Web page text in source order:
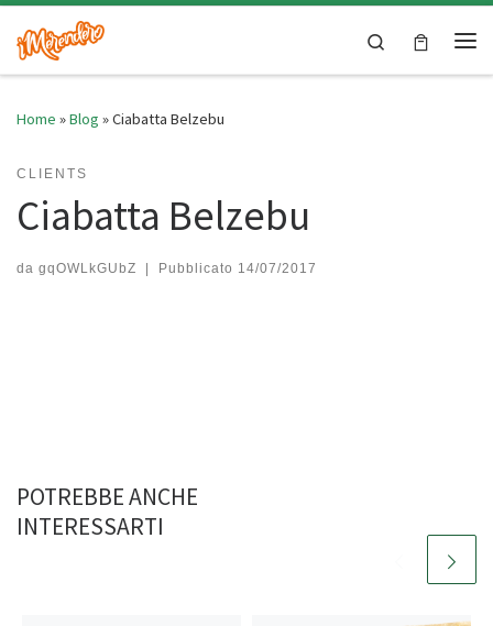
Skip to content
Search
Home »Blog »Ciabatta Belzebu
CLIENTS
Ciabatta Belzebu
da gqOWLkGUbZ | Pubblicato 14/07/2017
POTREBBE ANCHE
INTERESSARTI